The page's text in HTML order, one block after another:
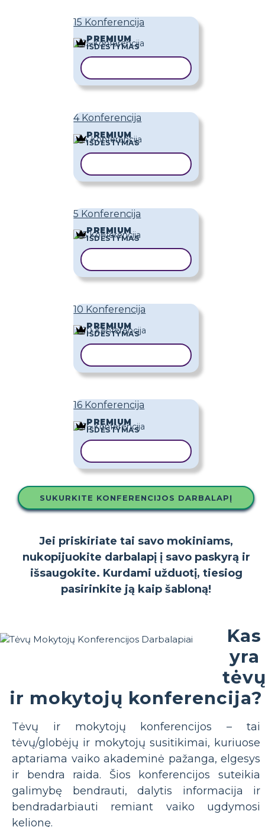
15 Konferencija
PREMIUM
IŠDĖSTYMAS
4 Konferencija
PREMIUM
IŠDĖSTYMAS
5 Konferencija
PREMIUM
IŠDĖSTYMAS
10 Konferencija
PREMIUM
IŠDĖSTYMAS
16 Konferencija
PREMIUM
IŠDĖSTYMAS
SUKURKITE KONFERENCIJOS DARBALAPĮ
Jei priskiriate tai savo mokiniams,
nukopijuokite darbalapį į savo paskyrą ir
išsaugokite. Kurdami užduotį, tiesiog
pasirinkite ją kaip šabloną!
Kas
yra
ir mokytojų konferencija?
Tėvų ir mokytojų konferencijos – tai
tėvų/globėjų ir mokytojų susitikimai, kuriuose
aptariama vaiko akademinė pažanga, elgesys
ir bendra raida. Šios konferencijos suteikia
galimybę bendrauti, dalytis informacija ir
bendradarbiauti remiant vaiko ugdymosi
kelionę.